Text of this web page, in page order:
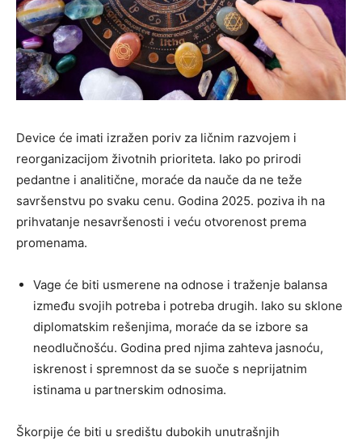
Device će imati izražen poriv za ličnim razvojem i
reorganizacijom životnih prioriteta. Iako po prirodi
pedantne i analitične, moraće da nauče da ne teže
savršenstvu po svaku cenu. Godina 2025. poziva ih na
prihvatanje nesavršenosti i veću otvorenost prema
promenama.
Vage će biti usmerene na odnose i traženje balansa
između svojih potreba i potreba drugih. Iako su sklone
diplomatskim rešenjima, moraće da se izbore sa
neodlučnošću. Godina pred njima zahteva jasnoću,
iskrenost i spremnost da se suoče s neprijatnim
istinama u partnerskim odnosima.
Škorpije će biti u središtu dubokih unutrašnjih